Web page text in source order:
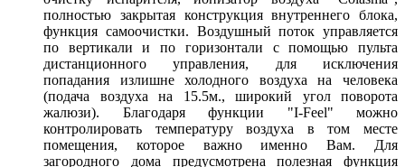
полностью закрытая конструкция внутреннего блока,
функция самоочистки. Воздушный поток управляется
по вертикали и по горизонтали с помощью пульта
дистанционного управления, для исключения
попадания излишне холодного воздуха на человека
(подача воздуха на 15.5м., широкий угол поворота
жалюзи). Благодаря функции "I-Feel" можно
контролировать температуру воздуха в том месте
помещения, которое важно именно Вам. Для
загородного дома предусмотрена полезная функция